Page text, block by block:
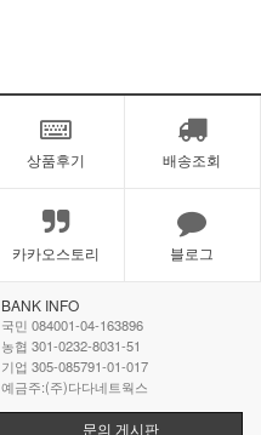
상품후기 배송조회
카카오스토리 블로그
BANK INFO
국민 084001-04-163896
농협 301-0232-8031-51
기업 305-085791-01-017
예금주:(주)다다네트웍스
문의 게시판